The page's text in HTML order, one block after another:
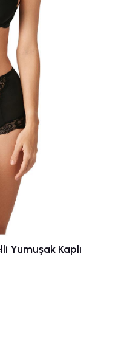
Yumuşak Kaplı